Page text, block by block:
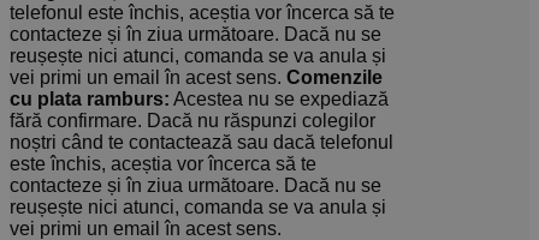
telefonul este închis, aceștia vor încerca să te
contacteze și în ziua următoare. Dacă nu se
reușește nici atunci, comanda se va anula și
vei primi un email în acest sens. Comenzile
cu plata ramburs: Acestea nu se expediază
fără confirmare. Dacă nu răspunzi colegilor
noștri când te contactează sau dacă telefonul
este închis, aceștia vor încerca să te
contacteze și în ziua următoare. Dacă nu se
reușește nici atunci, comanda se va anula și
vei primi un email în acest sens.